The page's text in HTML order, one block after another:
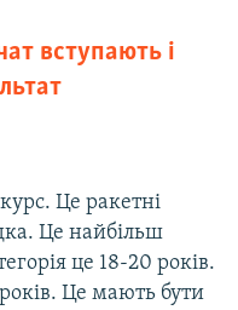
вступають і
Це ракетні
Це найбільш
це 18-20 років.
Це мають бути